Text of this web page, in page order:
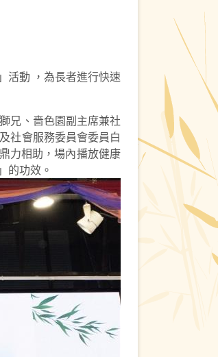
活動 ，為長者進行快速
兄、嗇色園副主席兼社
社會服務委員會委員白
力相助，場內播放健康
的功效。